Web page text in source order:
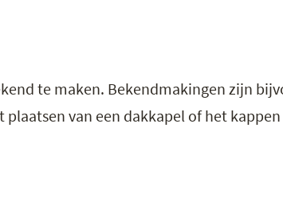
te maken. Bekendmakingen zijn
van een dakkapel of het kappen